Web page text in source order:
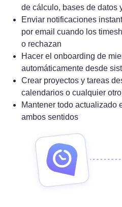
de cálculo, bases de datos
Enviar notificaciones
por email cuando los
o rechazan
Hacer el onboarding de
automáticamente desde
Crear proyectos y tareas
calendarios o cualquier
Mantener todo actualizado
ambos sentidos